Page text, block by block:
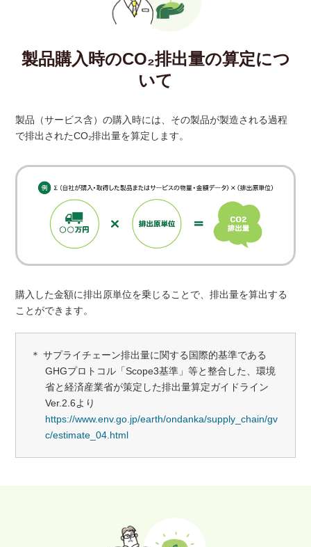
製品購入時のCO₂排出量の算定につ
いて
製品（サービス含）の購入時には、その製品が製造される過程
で排出されたCO₂排出量を算定します。
購入した金額に排出原単位を乗じることで、排出量を算出する
ことができます。
＊ サプライチェーン排出量に関する国際的基準である
GHGプロトコル「Scope3基準」等と整合した、環境
省と経済産業省が策定した排出量算定ガイドライン
Ver.2.6より
https://www.env.go.jp/earth/ondanka/supply_chain/gv
c/estimate_04.html